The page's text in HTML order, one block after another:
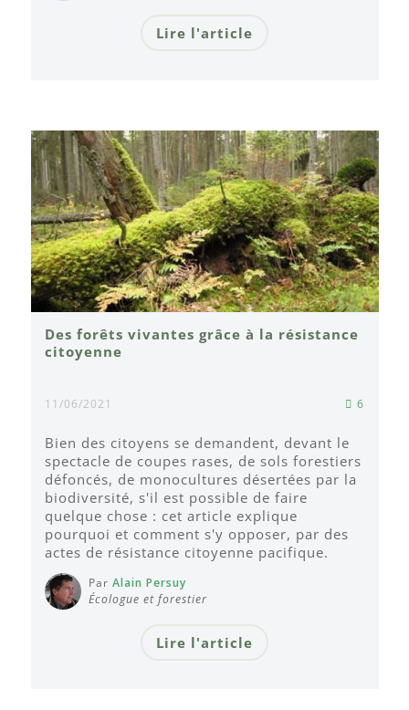
Lire l'article
Des forêts vivantes grâce à la résistance
citoyenne
11/06/2021 6
Bien des citoyens se demandent, devant le
spectacle de coupes rases, de sols forestiers
défoncés, de monocultures désertées par la
biodiversité, s'il est possible de faire
quelque chose : cet article explique
pourquoi et comment s'y opposer, par des
actes de résistance citoyenne pacifique.
Par Alain Persuy
Écologue et forestier
Lire l'article